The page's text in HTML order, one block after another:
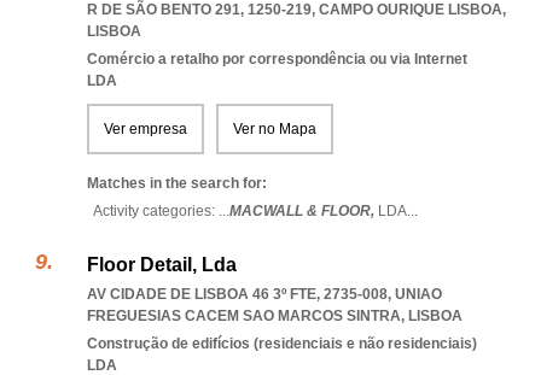
R DE SÃO BENTO 291, 1250-219, CAMPO OURIQUE LISBOA,
LISBOA
Comércio a retalho por correspondência ou via Internet
LDA
Ver empresa Ver no Mapa
Matches in the search for:
Activity categories: ...MACWALL & FLOOR, LDA...
Floor Detail, Lda
AV CIDADE DE LISBOA 46 3º FTE, 2735-008, UNIAO
FREGUESIAS CACEM SAO MARCOS SINTRA, LISBOA
Construção de edifícios (residenciais e não residenciais)
LDA